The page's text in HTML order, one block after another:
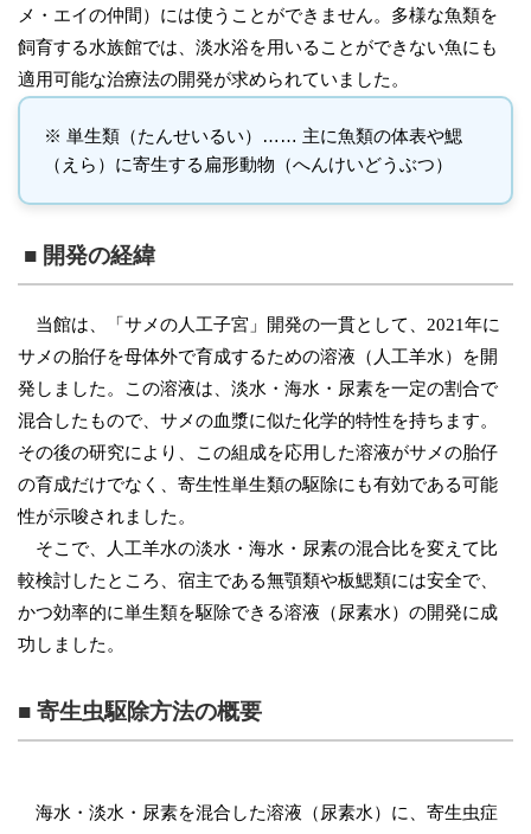
メ・エイの仲間）には使うことができません。多様な魚類を
飼育する水族館では、淡水浴を用いることができない魚にも
適用可能な治療法の開発が求められていました。
※ 単生類（たんせいるい）…… 主に魚類の体表や鰓
（えら）に寄生する扁形動物（へんけいどうぶつ）
■ 開発の経緯
当館は、「サメの人工子宮」開発の一貫として、2021年に
サメの胎仔を母体外で育成するための溶液（人工羊水）を開
発しました。この溶液は、淡水・海水・尿素を一定の割合で
混合したもので、サメの血漿に似た化学的特性を持ちます。
その後の研究により、この組成を応用した溶液がサメの胎仔
の育成だけでなく、寄生性単生類の駆除にも有効である可能
性が示唆されました。
そこで、人工羊水の淡水・海水・尿素の混合比を変えて比
較検討したところ、宿主である無顎類や板鰓類には安全で、
かつ効率的に単生類を駆除できる溶液（尿素水）の開発に成
功しました。
■ 寄生虫駆除方法の概要
海水・淡水・尿素を混合した溶液（尿素水）に、寄生虫症